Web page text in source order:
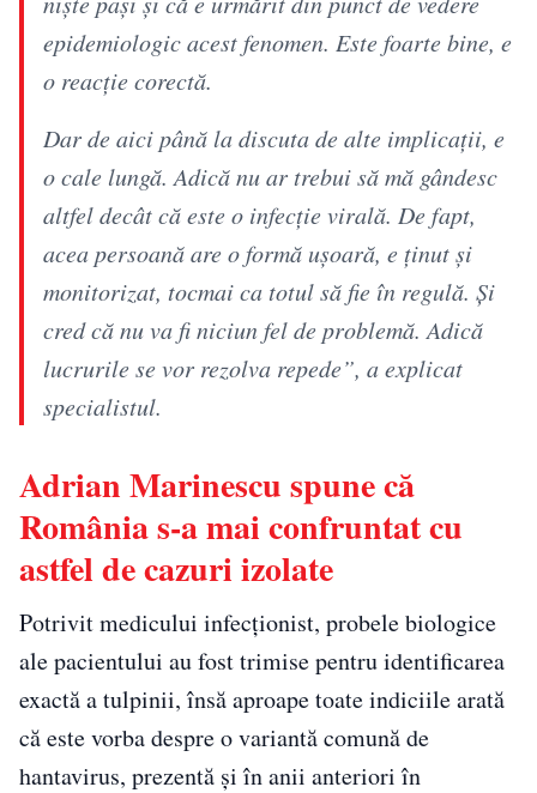
epidemiologic acest fenomen. Este foarte bine, e
o reacție corectă.
Dar de aici până la discuta de alte implicații, e
o cale lungă. Adică nu ar trebui să mă gândesc
altfel decât că este o infecție virală. De fapt,
acea persoană are o formă ușoară, e ținut și
monitorizat, tocmai ca totul să fie în regulă. Și
cred că nu va fi niciun fel de problemă. Adică
lucrurile se vor rezolva repede”, a explicat
specialistul.
Adrian Marinescu spune că
România s-a mai confruntat cu
astfel de cazuri izolate
Potrivit medicului infecționist, probele biologice
ale pacientului au fost trimise pentru identificarea
exactă a tulpinii, însă aproape toate indiciile arată
că este vorba despre o variantă comună de
hantavirus, prezentă și în anii anteriori în